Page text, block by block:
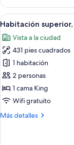
fumadores
(Palace
View,
Premium)
Deluxe
con
2
individuales,
para
no
fumadores
(Palace
View,
Premium)
Abrir
todas
las
fotos
de
Habitación
superior,
1
King
4
Habitación
Vista a la ciudad
431 pies cuadrados
1 habitación
2 personas
1 cama King
Wifi gratuito
Más detalles
Más